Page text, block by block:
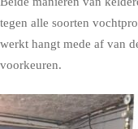
tegen alle soorten
werkt hangt mede af van
voorkeuren.